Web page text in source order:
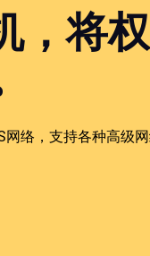
，将
网络，支持各种高级